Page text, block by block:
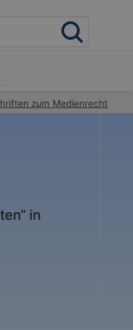
zum Medienrecht
in